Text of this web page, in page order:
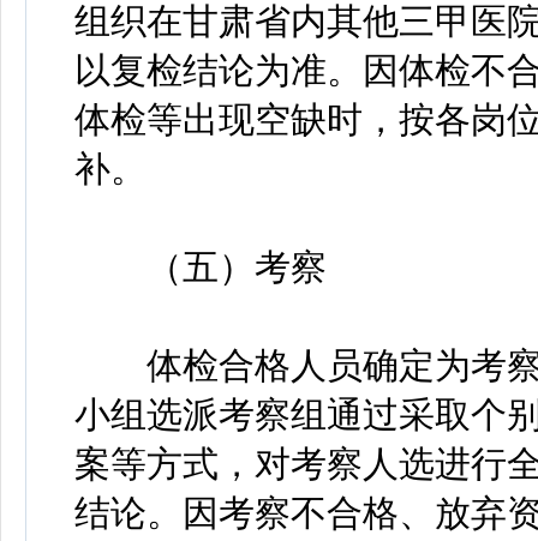
组织在甘肃省内其他三甲医
以复检结论为准。因体检不
体检等出现空缺时，按各岗
补。
（五）考察
体检合格人员确定为考察
小组选派考察组通过采取个
案等方式，对考察人选进行
结论。因考察不合格、放弃